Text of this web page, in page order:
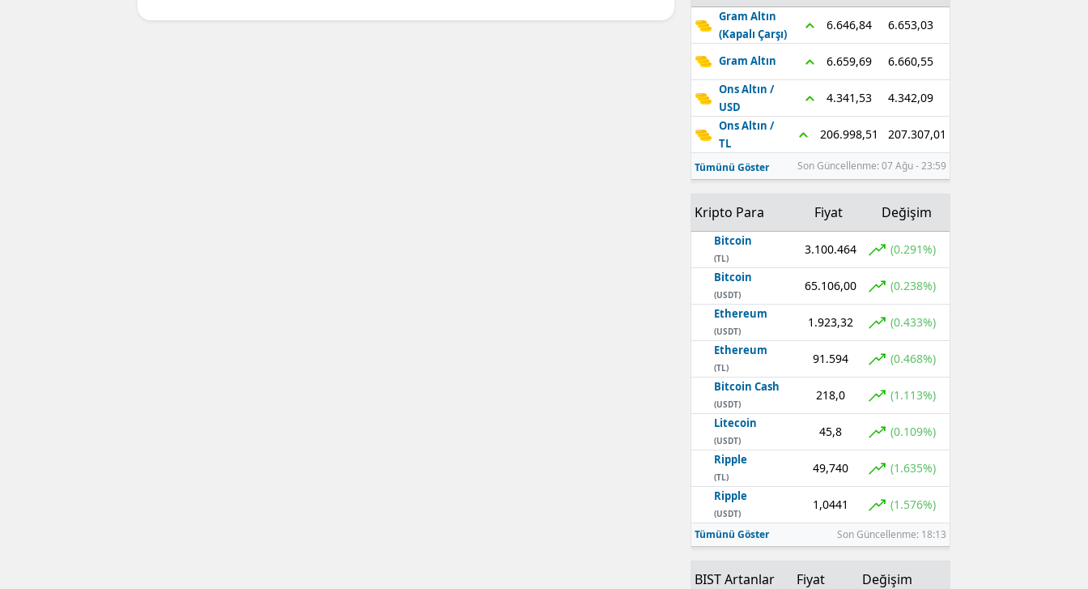
Gram Altın
(Kapalı Çarşı)
6.646,84 6.653,03
Gram Altın 6.659,69 6.660,55
Ons Altın /
USD
4.341,53 4.342,09
Ons Altın /
TL
206.998,51 207.307,01
Tümünü Göster Son Güncellenme: 07 Ağu - 23:59
Kripto Para Fiyat Değişim
Bitcoin
(TL)
3.100.464 (0.291%)
Bitcoin
(USDT)
65.106,00 (0.238%)
Ethereum
(USDT)
1.923,32 (0.433%)
Ethereum
(TL)
91.594 (0.468%)
Bitcoin Cash
(USDT)
218,0 (1.113%)
Litecoin
(USDT)
45,8 (0.109%)
Ripple
(TL)
49,740 (1.635%)
Ripple
(USDT)
1,0441 (1.576%)
Tümünü Göster Son Güncellenme: 18:13
BIST Artanlar Fiyat Değişim